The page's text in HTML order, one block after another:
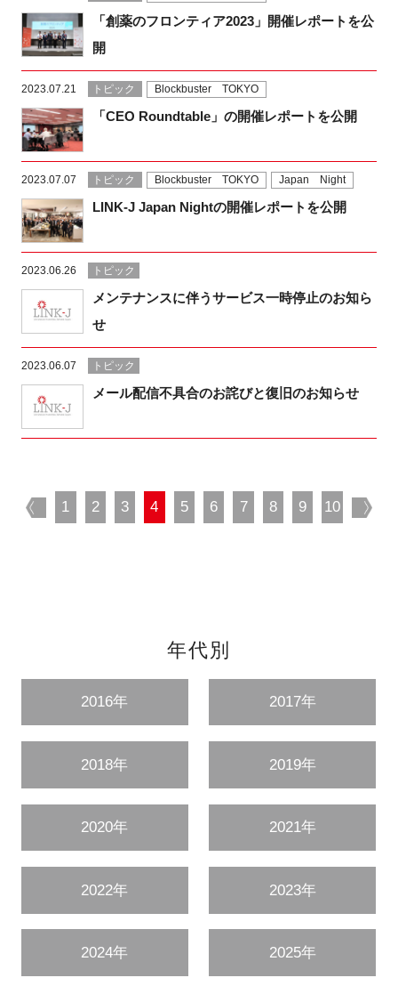
「創薬のフロンティア2023」開催レポートを公
開
2023.07.21 トピック Blockbuster TOKYO
「CEO Roundtable」の開催レポートを公開
2023.07.07 トピック Blockbuster TOKYO Japan Night
LINK-J Japan Nightの開催レポートを公開
2023.06.26 トピック
メンテナンスに伴うサービス一時停止のお知ら
せ
2023.06.07 トピック
メール配信不具合のお詫びと復旧のお知らせ
prev
1 2 3 4 5 6 7 8 9 10
年代別
2016年 2017年
2018年 2019年
2020年 2021年
2022年 2023年
2024年 2025年